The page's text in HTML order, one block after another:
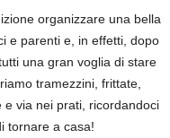
organizzare una bella
e parenti e, in effetti, dopo
una gran voglia di stare
tramezzini, frittate,
e via nei prati, ricordandoci
tornare a casa!